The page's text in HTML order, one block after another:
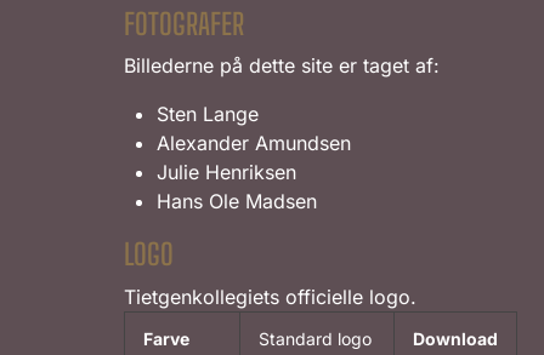
FOTOGRAFER
Billederne på dette site er taget af:
Sten Lange
Alexander Amundsen
Julie Henriksen
Hans Ole Madsen
LOGO
Tietgenkollegiets officielle logo.
Farve
Standard logo
Download